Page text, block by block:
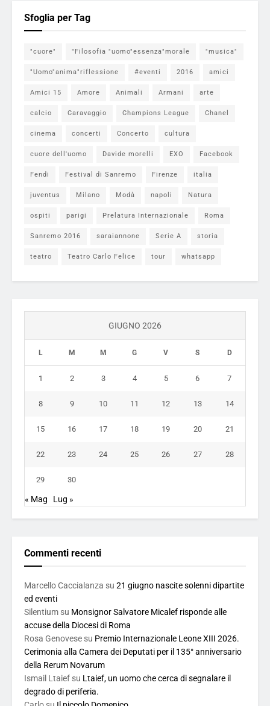
Sfoglia per Tag
"cuore" "Filosofia "uomo"essenza"morale "musica"
"Uomo"anima"riflessione #eventi 2016 amici
Amici 15 Amore Animali Armani arte
calcio Caravaggio Champions League Chanel
cinema concerti Concerto cultura
cuore dell'uomo Davide morelli EXO Facebook
Fendi Festival di Sanremo Firenze italia
juventus Milano Modà napoli Natura
ospiti parigi Prelatura Internazionale Roma
Sanremo 2016 saraiannone Serie A storia
teatro Teatro Carlo Felice tour whatsapp
GIUGNO 2026
L M M G V S D
1 2 3 4 5 6 7
8 9 10 11 12 13 14
15 16 17 18 19 20 21
22 23 24 25 26 27 28
29 30
« Mag Lug »
Commenti recenti
Marcello Caccialanza su 21 giugno nascite solenni dipartite
ed eventi
Silentium su Monsignor Salvatore Micalef risponde alle
accuse della Diocesi di Roma
Rosa Genovese su Premio Internazionale Leone XIII 2026.
Cerimonia alla Camera dei Deputati per il 135° anniversario
della Rerum Novarum
Ismail Ltaief su Ltaief, un uomo che cerca di segnalare il
degrado di periferia.